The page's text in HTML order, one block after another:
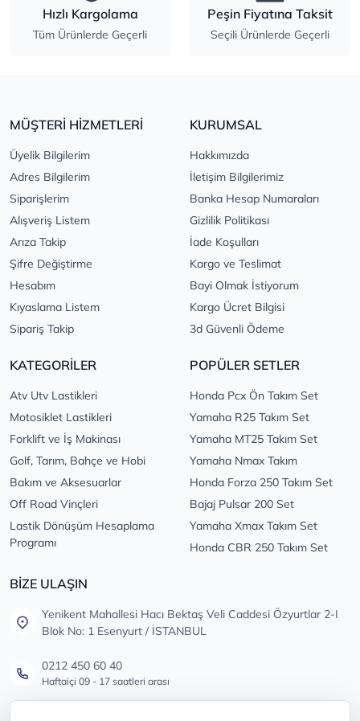
Hızlı Kargolama
Tüm Ürünlerde Geçerli
Peşin Fiyatına Taksit
Seçili Ürünlerde Geçerli
MÜŞTERİ HİZMETLERİ
Üyelik Bilgilerim
Adres Bilgilerim
Siparişlerim
Alışveriş Listem
Arıza Takip
Şifre Değiştirme
Hesabım
Kıyaslama Listem
Sipariş Takip
KURUMSAL
Hakkımızda
İletişim Bilgilerimiz
Banka Hesap Numaraları
Gizlilik Politikası
İade Koşulları
Kargo ve Teslimat
Bayi Olmak İstiyorum
Kargo Ücret Bilgisi
3d Güvenli Ödeme
KATEGORİLER
Atv Utv Lastikleri
Motosiklet Lastikleri
Forklift ve İş Makinası
Golf, Tarım, Bahçe ve Hobi
Bakım ve Aksesuarlar
Off Road Vinçleri
Lastik Dönüşüm Hesaplama
Programı
POPÜLER SETLER
Honda Pcx Ön Takım Set
Yamaha R25 Takım Set
Yamaha MT25 Takım Set
Yamaha Nmax Takım
Honda Forza 250 Takım Set
Bajaj Pulsar 200 Set
Yamaha Xmax Takım Set
Honda CBR 250 Takım Set
BİZE ULAŞIN
Yenikent Mahallesi Hacı Bektaş Veli Caddesi Özyurtlar 2-I
Blok No: 1 Esenyurt / İSTANBUL
0212 450 60 40
Haftaiçi 09 - 17 saatleri arası